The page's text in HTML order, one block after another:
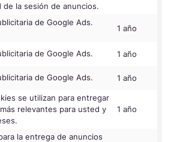
de la sesión de anuncios.
de Google Ads.
1 año
de Google Ads. 1 año
de Google Ads. 1 año
se utilizan para entregar
relevantes para usted y
1 año
la entrega de anuncios